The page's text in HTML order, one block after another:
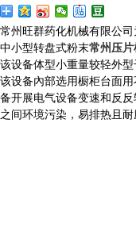
常州旺群药化机械有限公
中小型转盘式粉末常州压
该设备体型小重量较轻外
该设备內部选用橱柜台面
备开展电气设备变速和反
之间环境污染，易排热且